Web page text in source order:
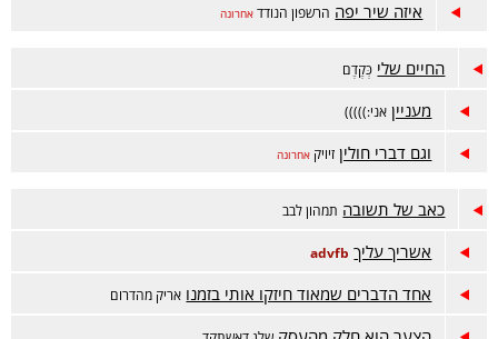
איזה שיר יפה הרשפון הנודד אחרונה
החיים שלי כְּקֶדֶם
מעניין אני:)))))
וגם דברי חולין זיויק אחרונה
כאב של תשובה תמהון לבב
אשריך עליך advfb
אחד הדברים שמאוד חיזקו אותי בזמנו אריק מהדרום